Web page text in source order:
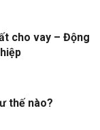
cho vay – Động
thế nào?